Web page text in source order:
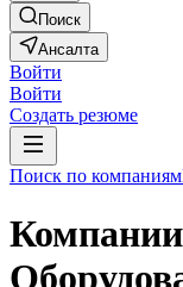
Поиск
Ансалта
Войти
Войти
Создать резюме
Поиск по компаниям